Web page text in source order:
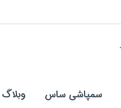
سمپاشی ساس وبلاگ